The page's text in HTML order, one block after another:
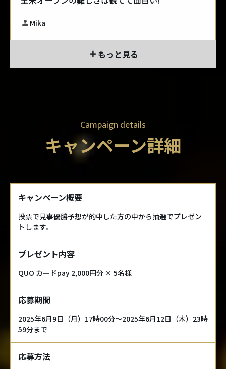
Mika
もっと見る
Campaign details
キャンペーン詳細
キャンペーン概要
投票で見事優勝予想が的中した方の中から抽選でプレゼン
トします。
プレゼント内容
QUO カードpay 2,000円分 × 5名様
応募期間
2025年6月9日（月）17時00分～2025年6月12日（木）23時
59分まで
応募方法